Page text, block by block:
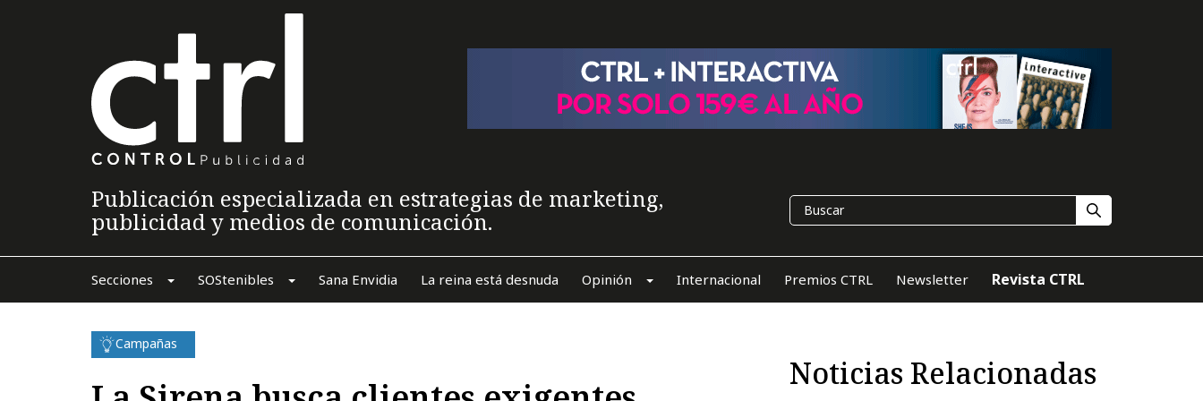
Publicación especializada en estrategias de marketing,
publicidad y medios de comunicación.
Secciones SOStenibles Sana Envidia La reina está desnuda Opinión Internacional Premios CTRL Newsletter Revista CTRL
Campañas
Noticias Relacionadas